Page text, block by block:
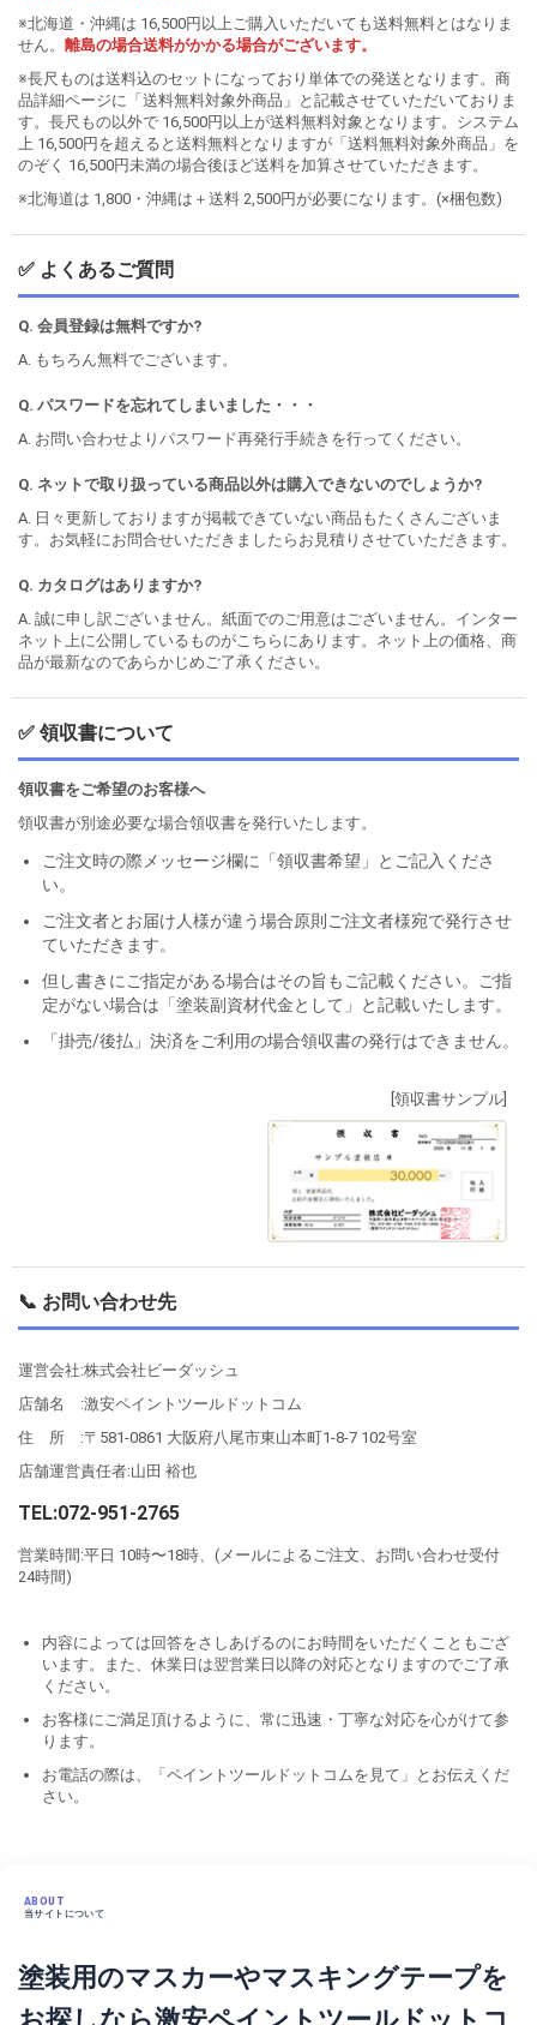
※北海道・沖縄は 16,500円以上ご購入いただいても送料無料とはなりま
せん。 離島の場合送料がかかる場合がございます。
※長尺ものは送料込のセットになっており単体での発送となります。商
品詳細ページに「送料無料対象外商品」と記載させていただいておりま
す。長尺もの以外で 16,500円以上が送料無料対象となります。システム
上 16,500円を超えると送料無料となりますが「送料無料対象外商品」を
のぞく 16,500円未満の場合後ほど送料を加算させていただきます。
※北海道は 1,800・沖縄は＋送料 2,500円が必要になります。(×梱包数)
✅ よくあるご質問
Q. 会員登録は無料ですか?
A. もちろん無料でございます。
Q. パスワードを忘れてしまいました・・・
A. お問い合わせよりパスワード再発行手続きを行ってください。
Q. ネットで取り扱っている商品以外は購入できないのでしょうか?
A. 日々更新しておりますが掲載できていない商品もたくさんございま
す。お気軽にお問合せいただきましたらお見積りさせていただきます。
Q. カタログはありますか?
A. 誠に申し訳ございません。紙面でのご用意はございません。インター
ネット上に公開しているものがこちらにあります。ネット上の価格、商
品が最新なのであらかじめご了承ください。
✅ 領収書について
領収書をご希望のお客様へ
領収書が別途必要な場合領収書を発行いたします。
ご注文時の際メッセージ欄に「領収書希望」とご記入くださ
い。
ご注文者とお届け人様が違う場合原則ご注文者様宛で発行させ
ていただきます。
但し書きにご指定がある場合はその旨もご記載ください。ご指
定がない場合は「塗装副資材代金として」と記載いたします。
「掛売/後払」決済をご利用の場合領収書の発行はできません。
[領収書サンプル]
📞 お問い合わせ先
運営会社:株式会社ビーダッシュ
店舗名 :激安ペイントツールドットコム
住 所 :〒581-0861 大阪府八尾市東山本町1-8-7 102号室
店舗運営責任者:山田 裕也
TEL:072-951-2765
営業時間:平日 10時〜18時、(メールによるご注文、お問い合わせ受付
24時間)
内容によっては回答をさしあげるのにお時間をいただくこともござ
います。また、休業日は翌営業日以降の対応となりますのでご了承
ください。
お客様にご満足頂けるように、常に迅速・丁寧な対応を心がけて参
ります。
お電話の際は、「ペイントツールドットコムを見て」とお伝えくだ
さい。
ABOUT
当サイトについて
塗装用のマスカーやマスキングテープを